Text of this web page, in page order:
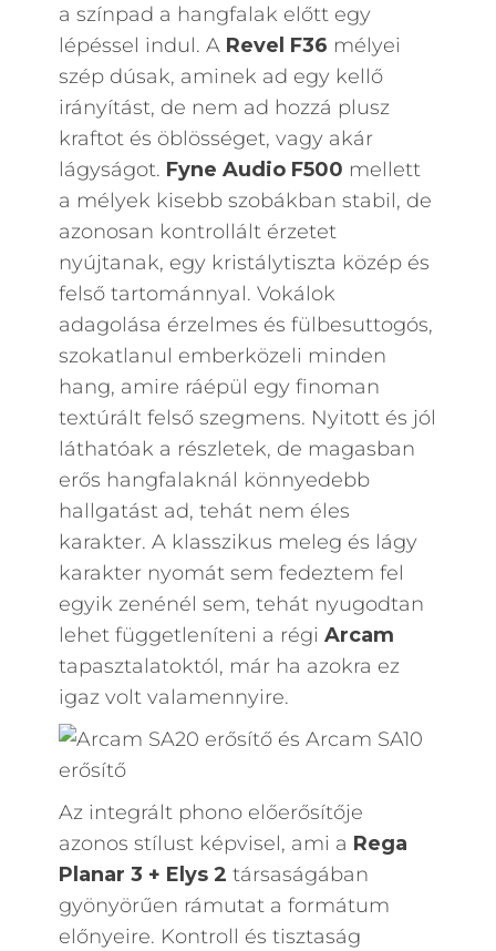
a színpad a hangfalak előtt egy
lépéssel indul. A Revel F36 mélyei
szép dúsak, aminek ad egy kellő
irányítást, de nem ad hozzá plusz
kraftot és öblösséget, vagy akár
lágyságot. Fyne Audio F500 mellett
a mélyek kisebb szobákban stabil, de
azonosan kontrollált érzetet
nyújtanak, egy kristálytiszta közép és
felső tartománnyal. Vokálok
adagolása érzelmes és fülbesuttogós,
szokatlanul emberközeli minden
hang, amire ráépül egy finoman
textúrált felső szegmens. Nyitott és jól
láthatóak a részletek, de magasban
erős hangfalaknál könnyedebb
hallgatást ad, tehát nem éles
karakter. A klasszikus meleg és lágy
karakter nyomát sem fedeztem fel
egyik zenénél sem, tehát nyugodtan
lehet függetleníteni a régi Arcam
tapasztalatoktól, már ha azokra ez
igaz volt valamennyire.
Az integrált phono előerősítője
azonos stílust képvisel, ami a Rega
Planar 3 + Elys 2 társaságában
gyönyörűen rámutat a formátum
előnyeire. Kontroll és tisztaság